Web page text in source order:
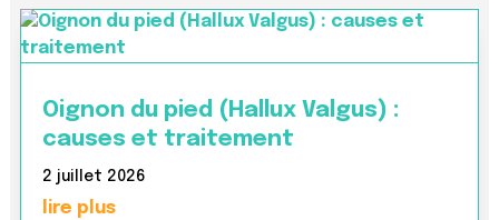
Oignon du pied (Hallux Valgus) :
causes et traitement
2 juillet 2026
lire plus